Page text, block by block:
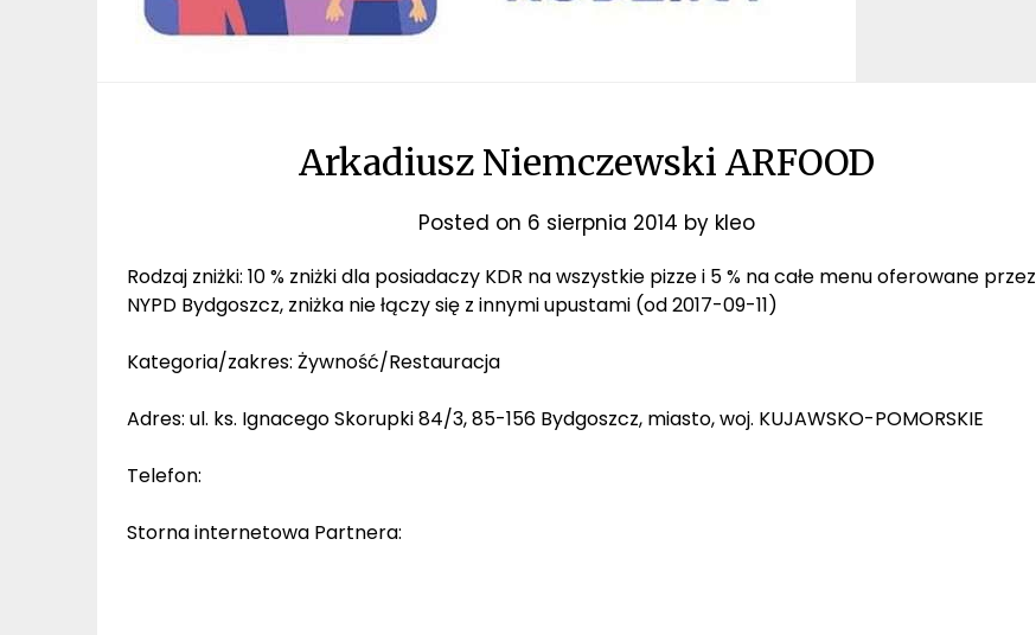
Arkadiusz Niemczewski ARFOOD
Posted on 6 sierpnia 2014 by kleo
Rodzaj zniżki: 10 % zniżki dla posiadaczy KDR na wszystkie pizze i 5 % na całe menu oferowane przez
NYPD Bydgoszcz, zniżka nie łączy się z innymi upustami (od 2017-09-11)
Kategoria/zakres: Żywność/Restauracja
Adres: ul. ks. Ignacego Skorupki 84/3, 85-156 Bydgoszcz, miasto, woj. KUJAWSKO-POMORSKIE
Telefon:
Storna internetowa Partnera: